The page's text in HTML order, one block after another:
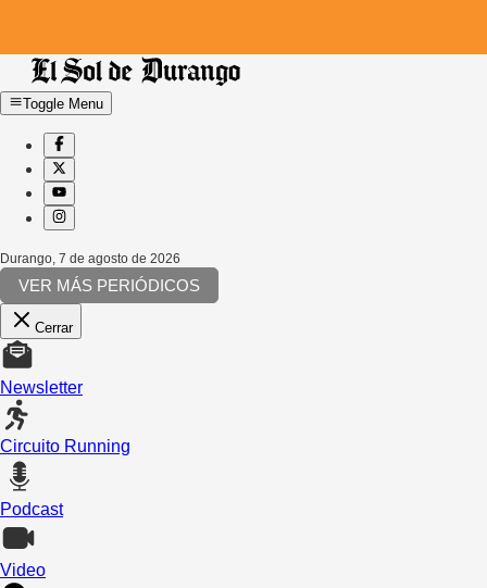
Toggle Menu
Durango 7 de agosto de 2026
VER MÁS PERIÓDICOS
Cerrar
Newsletter
Circuito Running
Podcast
Video